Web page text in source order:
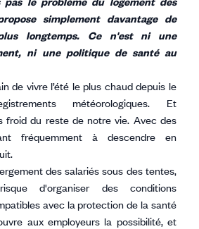
simplement davantage de
longtemps. Ce n'est ni une
ni une politique de santé au
de vivre l’été le plus chaud depuis le
météorologiques. Et
froid du reste de notre vie. Avec des
fréquemment à descendre en
des salariés sous des tentes,
d'organiser des conditions
avec la protection de la santé
aux employeurs la possibilité, et